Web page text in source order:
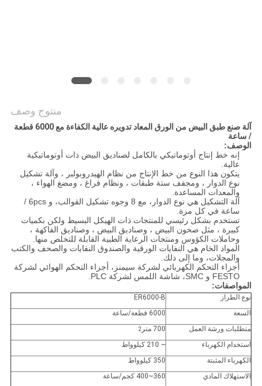
منتوج وصف
آلة صنع طبق البيض من الورق المعاد تدويره عالية الكفاءة مع 6000 قطعة
/ ساعة
الوصف:
إنه خط إنتاج أوتوماتيكي بالكامل لصناديق البيض ذات أوتوماتيكية
عالية.
يتكون هذا النوع من خط الإنتاج من نظام الهيدروبولبر ، وآلة تشكيل
نوع الدوار ، ومجفف ستة طبقات ، ونظام فراغ ، ومضغ الهواء ،
والمعدات المساعدة.
آلة التشكيل هي نوع الدوار، مع 8 وجوه تشكيل القوالب، و 6pcs /
ساعة في كل مرة.
تستخدم بشكل رئيسي للمنتجات ذات الهيكل البسيط ولكن بكميات
كبيرة ، مثل صحون البيض ، وصناديق البيض ، وصناديق الفاكهة ،
وحاملات الكؤوس ومنتجات الرعاية الطبية القابلة للتخلص منها.
المواد الخام هي النفايات الورقية والصندوق النفايات والصحف والكتب
والمجلات، وما إلى ذلك.
أجزاء التحكم الكهربائي لشركة سيمنز، أجزاء التحكم الهوائي لشركة
FESTO و SMC، شاشة اللمس لشركة PLC.
المواصفات:
نوع الطراز
ER6000-B
السعة
6000 قطعة/ساعة
متطلبات ورشة العمل
700 متر 2
استخدام الكهرباء
~ 210 كيلوواط
الكهرباء المثبتة
350 كيلوواط
الاستهلاك المادي
360~400 كجم/ساعة